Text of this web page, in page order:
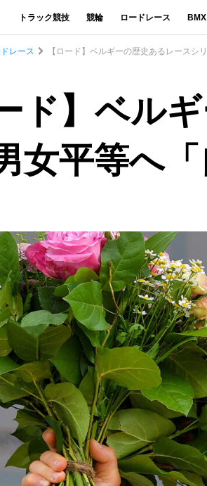
トラック競技 競輪 ロードレース BMX
レース 【ロード】ベルギーの歴史あるレースシ
ド】ベル
女平等へ